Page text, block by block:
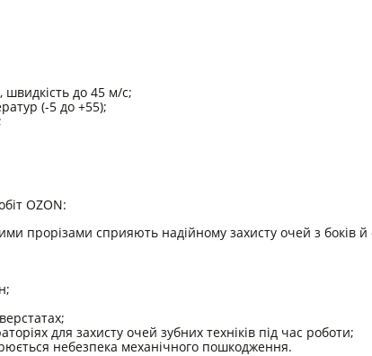
швидкість до 45 м/с;
(-5 до +55);
OZON:
прорізами сприяють надійному захисту очей з боків й
для захисту очей зубних техніків під час роботи;
небезпека механічного пошкодження.